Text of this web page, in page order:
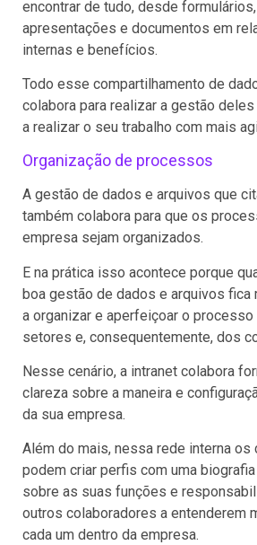
encontrar de tudo, desde
apresentações e documentos em
internas e benefícios.
Todo esse compartilhamento de
colabora para realizar a gestão
a realizar o seu trabalho com mais
Organização de processos
A gestão de dados e arquivos que
também colabora para que os
empresa sejam organizados.
E na prática isso acontece porque
boa gestão de dados e arquivos fica
a organizar e aperfeiçoar o processo
setores e, consequentemente, dos
Nesse cenário, a intranet colabora
clareza sobre a maneira e
da sua empresa.
Além do mais, nessa rede interna os
podem criar perfis com uma
sobre as suas funções e
outros colaboradores a entenderem
cada um dentro da empresa.